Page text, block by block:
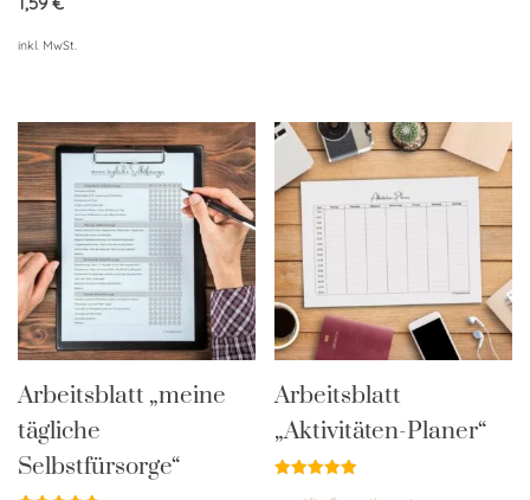
inkl. MwSt.
Arbeitsblatt „meine
tägliche
Selbstfürsorge“
Arbeitsblatt
„Aktivitäten-Planer“